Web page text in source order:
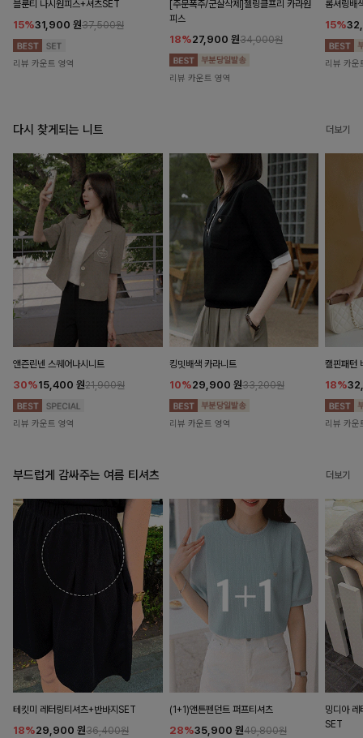
블룬티 나시원피스+셔츠SET
15%31,900 원37,500원
리뷰 카운트 영역
[주문폭주/군살삭제]젤링클프리 카라원
피스
18%27,900 원34,000원
리뷰 카운트 영역
롬셔링배
15%
리뷰 카운
다시 찾게되는 니트 더보기
앤즌린넨 스퀘어나시니트
30%15,400 원21,900원
리뷰 카운트 영역
킹밋배색 카라니트
10%29,900 원33,200원
리뷰 카운트 영역
캘핀패턴
18%
리뷰 카운
부드럽게 감싸주는 여름 티셔츠 더보기
테킷미 레터링티셔츠+반바지SET
18%29,900 원36,400원
(1+1)앤튼펜던트 퍼프티셔츠
28%35,900 원49,800원
밍디아 레
SET